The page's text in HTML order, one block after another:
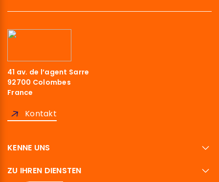
41 av. de l’agent Sarre
92700 Colombes
France
Kontakt
KENNE UNS
ZU IHREN DIENSTEN